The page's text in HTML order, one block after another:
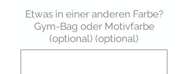
Etwas in einer anderen Farbe?
Gym-Bag oder Motivfarbe
(optional) (optional)